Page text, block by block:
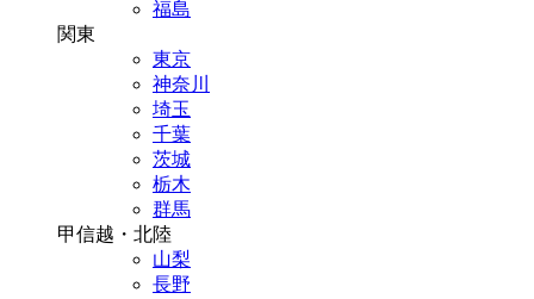
福島
関東
東京
神奈川
埼玉
千葉
茨城
栃木
群馬
甲信越・北陸
山梨
長野